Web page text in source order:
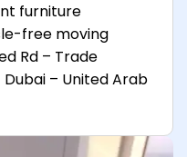
furniture
free moving
– United Arab